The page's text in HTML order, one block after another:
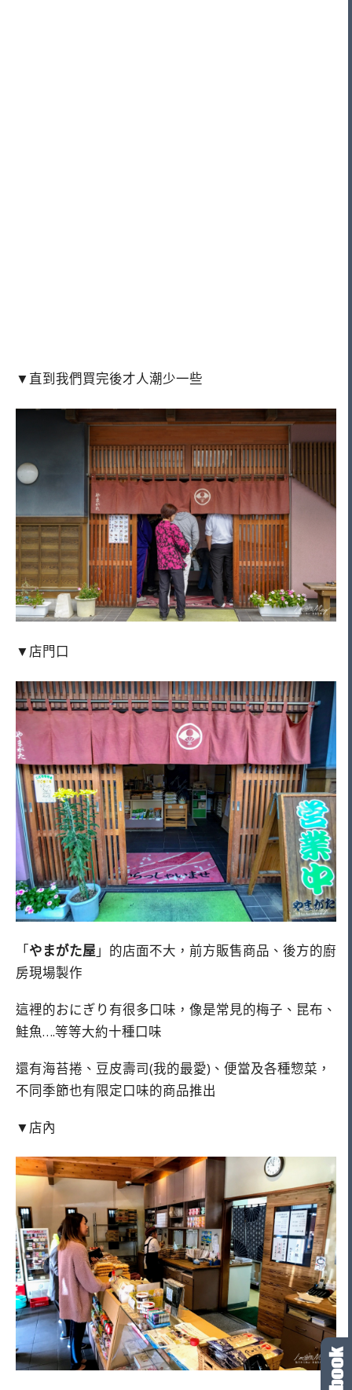
▼直到我們買完後才人潮少一些
▼店門口
「やまがた屋」的店面不大，前方販售商品、後方的廚
房現場製作
這裡的おにぎり有很多口味，像是常見的梅子、昆布、
鮭魚….等等大約十種口味
還有海苔捲、豆皮壽司(我的最愛)、便當及各種惣菜，
不同季節也有限定口味的商品推出
▼店內